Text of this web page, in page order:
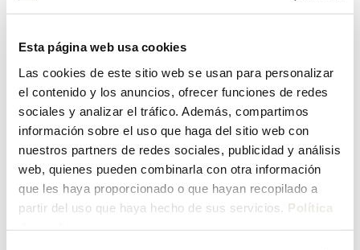
Esta página web usa cookies
Las cookies de este sitio web se usan para personalizar
el contenido y los anuncios, ofrecer funciones de redes
sociales y analizar el tráfico. Además, compartimos
información sobre el uso que haga del sitio web con
nuestros partners de redes sociales, publicidad y análisis
web, quienes pueden combinarla con otra información
que les haya proporcionado o que hayan recopilado a
partir del uso que haya hecho de sus servicios. Política
¿Has olvidado tu contraseña?